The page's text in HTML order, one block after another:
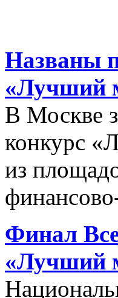
Названы
«Лучший
В Москве
конкурс
из
Финал
«Лучший